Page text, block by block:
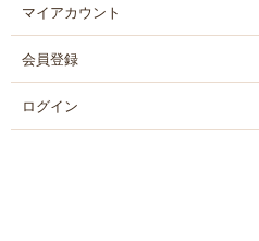
マイアカウント
会員登録
ログイン